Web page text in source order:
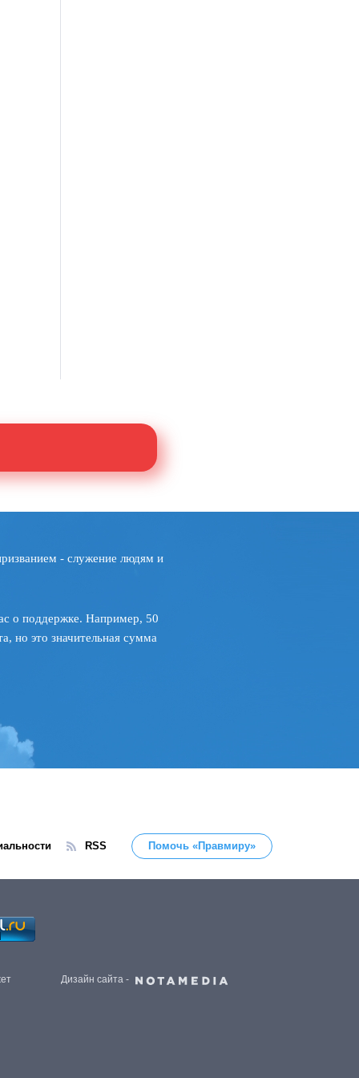
- служение людям и
о поддержке. Например, 50
но это значительная сумма
RSS Помочь «Правмиру»
Дизайн сайта -